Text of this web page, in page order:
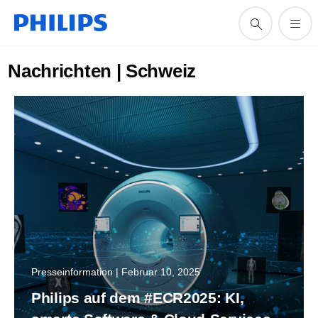
Nachrichten | Schweiz
Presseinformation | Februar 10, 2025
Philips auf dem #ECR2025: KI,